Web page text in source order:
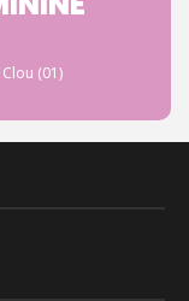
Clou (01)